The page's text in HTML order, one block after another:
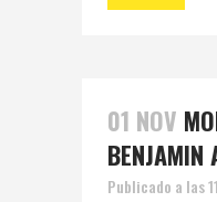
01 NOV
BENJAMIN
Publicado a las